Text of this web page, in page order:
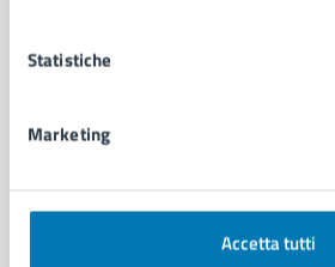
Statistiche
Marketing
Accetta tutti
Ambiente
Autorizzazioni